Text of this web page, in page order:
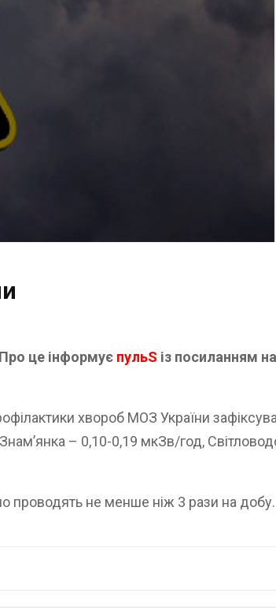
це інформує пульS із посиланням на
хвороб МОЗ України
– 0,10-0,19 мкЗв/год,
проводять не менше ніж 3 рази на добу.